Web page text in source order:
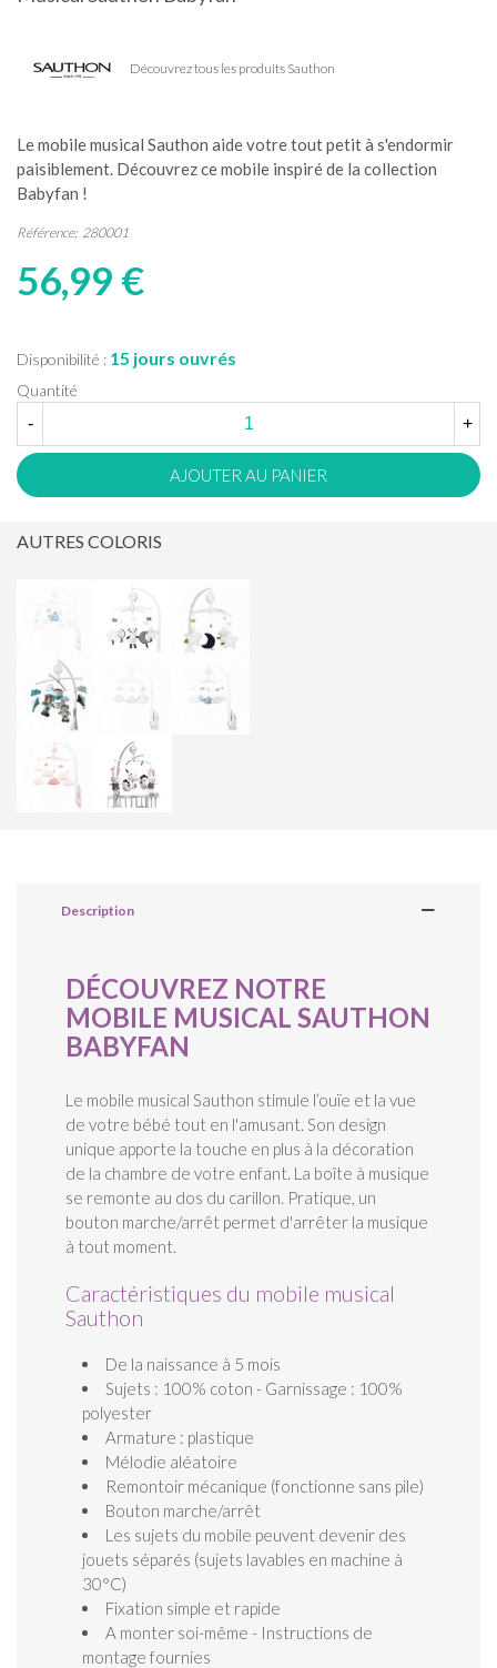
Découvrez tous les produits Sauthon
Le mobile musical Sauthon aide votre tout petit à s'endormir
paisiblement. Découvrez ce mobile inspiré de la collection
Babyfan !
Référence: 280001
56,99 €
Disponibilité : 15 jours ouvrés
Quantité
-
+
AJOUTER AU PANIER
AUTRES COLORIS
Description
DÉCOUVREZ NOTRE
MOBILE MUSICAL SAUTHON
BABYFAN
Le mobile musical Sauthon stimule l’ouïe et la vue
de votre bébé tout en l'amusant. Son design
unique apporte la touche en plus à la décoration
de la chambre de votre enfant. La boîte à musique
se remonte au dos du carillon. Pratique, un
bouton marche/arrêt permet d'arrêter la musique
à tout moment.
Caractéristiques du mobile musical
Sauthon
De la naissance à 5 mois
Sujets : 100% coton - Garnissage : 100%
polyester
Armature : plastique
Mélodie aléatoire
Remontoir mécanique (fonctionne sans pile)
Bouton marche/arrêt
Les sujets du mobile peuvent devenir des
jouets séparés (sujets lavables en machine à
30°C)
Fixation simple et rapide
A monter soi-même - Instructions de
montage fournies